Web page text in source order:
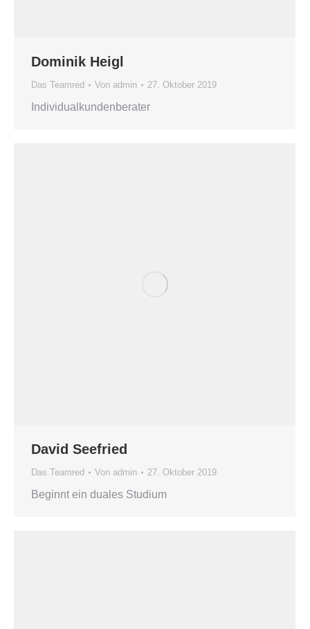
Dominik Heigl
Das Teamred Von admin 27. Oktober 2019
Individualkundenberater
David Seefried
Das Teamred Von admin 27. Oktober 2019
Beginnt ein duales Studium